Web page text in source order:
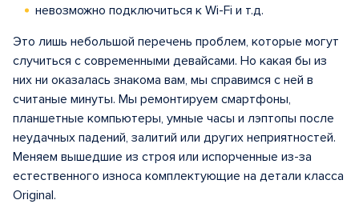
невозможно подключиться к Wi-Fi и т.д.
Это лишь небольшой перечень проблем, которые могут
случиться с современными девайсами. Но какая бы из
них ни оказалась знакома вам, мы справимся с ней в
считаные минуты. Мы ремонтируем смартфоны,
планшетные компьютеры, умные часы и лэптопы после
неудачных падений, залитий или других неприятностей.
Меняем вышедшие из строя или испорченные из-за
естественного износа комплектующие на детали класса
Original.